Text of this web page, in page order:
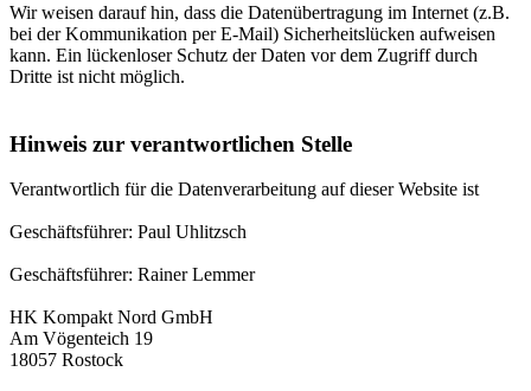
Wir weisen darauf hin, dass die Datenübertragung im Internet (z.B.
bei der Kommunikation per E-Mail) Sicherheitslücken aufweisen
kann. Ein lückenloser Schutz der Daten vor dem Zugriff durch
Dritte ist nicht möglich.
Hinweis zur verantwortlichen Stelle
Verantwortlich für die Datenverarbeitung auf dieser Website ist
Geschäftsführer: Paul Uhlitzsch
Geschäftsführer: Rainer Lemmer
HK Kompakt Nord GmbH
Am Vögenteich 19
18057 Rostock